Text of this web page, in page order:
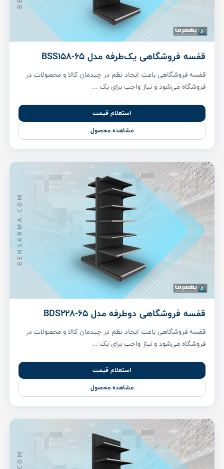
قفسه فروشگاهی یک‌طرفه مدل BSS158-65
قفسه فروشگاهی باعث ایجاد نظم در چیدمان کالا و محصولات در
فروشگاه می‌شود و نیاز واجب برای یک ...
استعلام قیمت
مشاهده محصول
قفسه فروشگاهی دوطرفه مدل BDS228-65
قفسه فروشگاهی باعث ایجاد نظم در چیدمان کالا و محصولات در
فروشگاه می‌شود و نیاز واجب برای یک ...
استعلام قیمت
مشاهده محصول